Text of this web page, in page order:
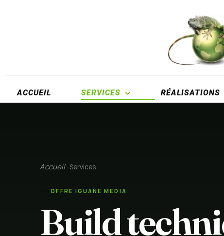
ACCUEIL SERVICES RÉALISATIONS
Accueil· Services
OFFRE IGUANE MEDIA
Build